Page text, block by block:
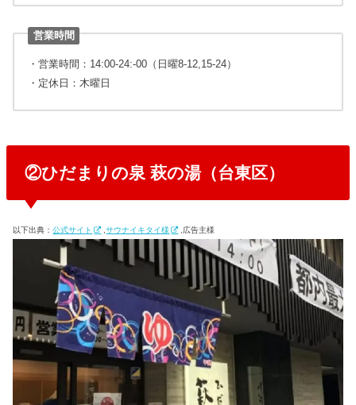
営業時間
・営業時間：14:00-24:-00（日曜8-12,15-24）
・定休日：木曜日
②ひだまりの泉 萩の湯（台東区）
以下出典：公式サイト ,サウナイキタイ様 ,広告主様